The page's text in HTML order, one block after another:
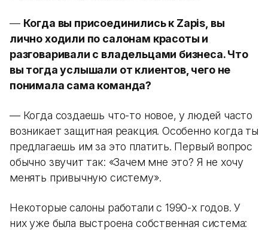
— Когда вы присоединились к Zapis, вы
лично ходили по салонам красоты и
разговаривали с владельцами бизнеса. Что
вы тогда услышали от клиентов, чего не
понимала сама команда?
— Когда создаешь что-то новое, у людей часто
возникает защитная реакция. Особенно когда ты
предлагаешь им за это платить. Первый вопрос
обычно звучит так: «Зачем мне это? Я не хочу
менять привычную систему».
Некоторые салоны работали с 1990-х годов. У
них уже была выстроена собственная система: